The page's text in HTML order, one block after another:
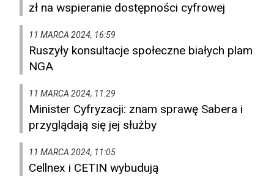
zł na wspieranie dostępności cyfrowej
11 MARCA 2024, 16:59
Ruszyły konsultacje społeczne białych plam
NGA
11 MARCA 2024, 11:29
Minister Cyfryzacji: znam sprawę Sabera i
przyglądają się jej służby
11 MARCA 2024, 11:05
Cellnex i CETIN wybudują